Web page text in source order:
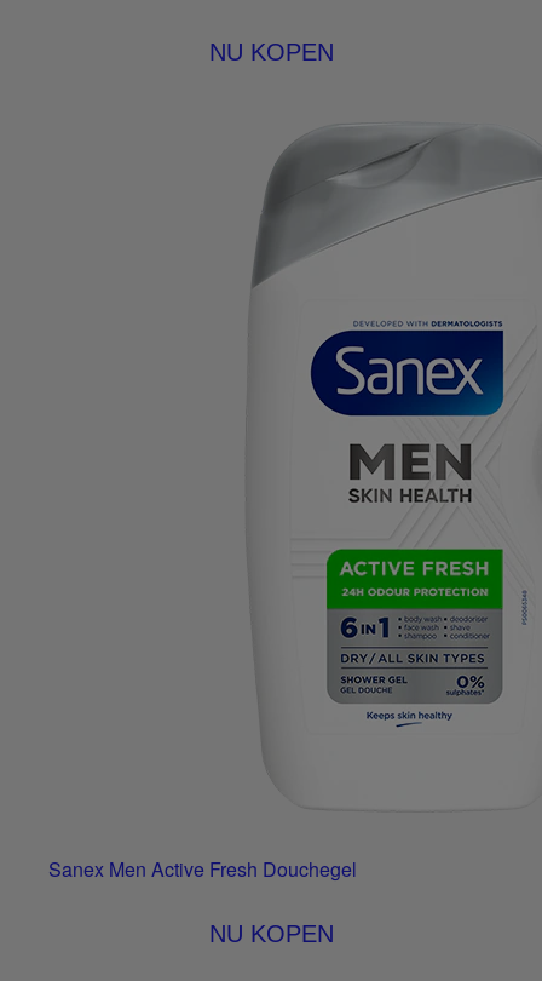
NU KOPEN
Sanex Men Active Fresh Douchegel
NU KOPEN